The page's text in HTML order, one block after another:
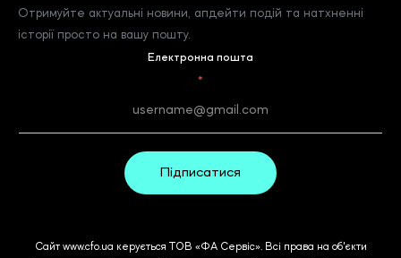
Отримуйте актуальні новини, апдейти подій та натхненні
історії просто на вашу пошту.
Електронна пошта
*
Підписатися
Сайт www.cfo.ua керується ТОВ «ФА Сервіс». Всі права на об'єкти